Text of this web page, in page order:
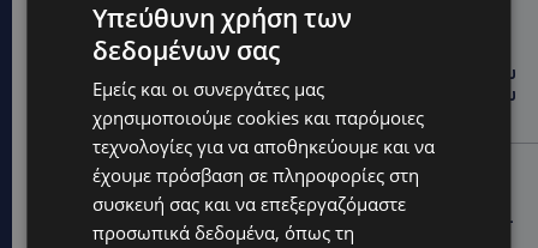
UPDATES
ΤΑΣΟΣ ΧΑΤΖΗΓΙΟΒΑΝΗΣ: Η συγκλονιστική ιστορία του
12χρονου Δημήτρη και η δωρεά των 12.500 ευρώ που
του έδωσε ελπίδα
STORIES
ΕΞΩΤΙΚΑ ΖΩΑ ΣΤΗΝ ΚΥΠΡΟ: Πότε επιτρέπεται και
πότε απαγορεύεται να έχεις μαϊμού ως κατοικίδιο –
Υπεύθυνη χρήση των
δεδομένων σας
Εμείς και οι συνεργάτες μας
χρησιμοποιούμε cookies και παρόμοιες
τεχνολογίες για να αποθηκεύουμε και να
έχουμε πρόσβαση σε πληροφορίες στη
συσκευή σας και να επεξεργαζόμαστε
προσωπικά δεδομένα, όπως τη